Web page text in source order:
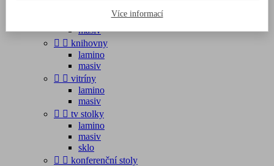
masiv
  knihovny
lamino
masiv
  vitríny
lamino
masiv
  tv stolky
lamino
masiv
sklo
  konferenční stoly
Více informací